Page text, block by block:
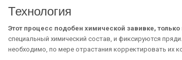
Технология
Этот процесс подобен химической завивке, только
специальный химический состав, и фиксируются
необходимо, по мере отрастания корректировать их